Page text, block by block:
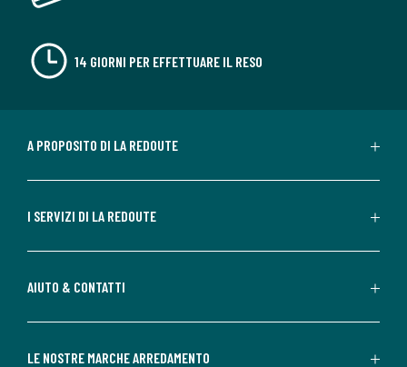
14 GIORNI PER EFFETTUARE IL RESO
A PROPOSITO DI LA REDOUTE
I SERVIZI DI LA REDOUTE
AIUTO & CONTATTI
LE NOSTRE MARCHE ARREDAMENTO